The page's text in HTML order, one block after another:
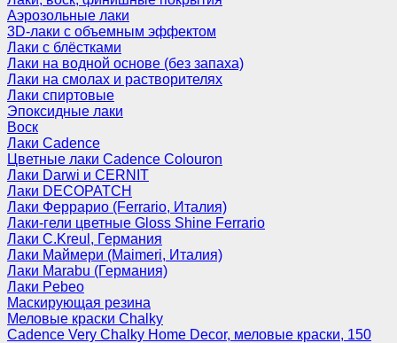
Аэрозольные лаки
3D-лаки с объемным эффектом
Лаки с блёстками
Лаки на водной основе (без запаха)
Лаки на смолах и растворителях
Лаки спиртовые
Эпоксидные лаки
Воск
Лаки Cadence
Цветные лаки Cadence Colouron
Лаки Darwi и CERNIT
Лаки DECOPATCH
Лаки Феррарио (Ferrario, Италия)
Лаки-гели цветные Gloss Shine Ferrario
Лаки C.Kreul, Германия
Лаки Маймери (Maimeri, Италия)
Лаки Marabu (Германия)
Лаки Pebeo
Маскирующая резина
Меловые краски Chalky
Cadence Very Chalky Home Decor, меловые краски, 150